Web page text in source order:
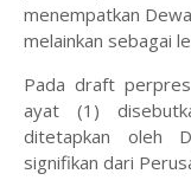
menempatkan
melainkan sebagai
Pada draft
ayat (1)
ditetapkan oleh
signifikan dari